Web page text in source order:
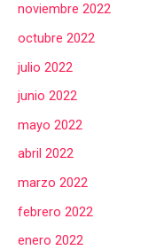
noviembre 2022
octubre 2022
julio 2022
junio 2022
mayo 2022
abril 2022
marzo 2022
febrero 2022
enero 2022